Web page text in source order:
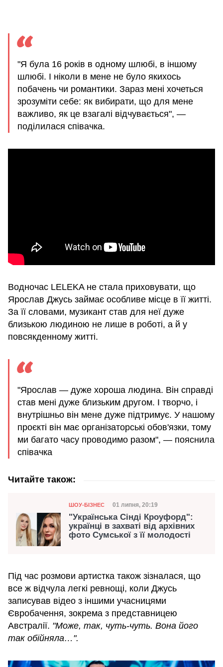
"Я була 16 років в одному шлюбі, в іншому
шлюбі. І ніколи в мене не було якихось
побачень чи романтики. Зараз мені хочеться
зрозуміти себе: як вибирати, що для мене
важливо, як це взагалі відчувається", —
поділилася співачка.
Водночас LELEKA не стала приховувати, що
Ярослав Джусь займає особливе місце в її житті.
За її словами, музикант став для неї дуже
близькою людиною не лише в роботі, а й у
повсякденному житті.
"Ярослав — дуже хороша людина. Він справді
став мені дуже близьким другом. І творчо, і
внутрішньо він мене дуже підтримує. У нашому
проєкті він має організаторські обов'язки, тому
ми багато часу проводимо разом", — пояснила
співачка
Читайте також:
Категорія
ШОУ-БІЗНЕС Дата публікації
01 липня, 20:19
"Українська Сінді Кроуфорд":
українці в захваті від архівних
фото Сумської з її молодості
Під час розмови артистка також зізналася, що
все ж відчула легкі ревнощі, коли Джусь
записував відео з іншими учасницями
Євробачення, зокрема з представницею
Австралії. "Може, так, чуть-чуть. Вона його
так обійняла…".